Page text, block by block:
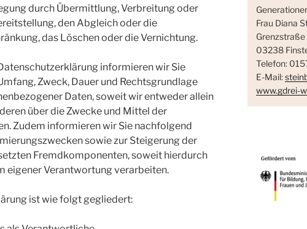
durch Übermittlung, Verbreitung oder
den Abgleich oder die
das Löschen oder die Vernichtung.
informieren wir Sie
Zweck, Dauer und Rechtsgrundlage
Daten, soweit wir entweder allein
über die Zwecke und Mittel der
Zudem informieren wir Sie nachfolgend
sowie zur Steigerung der
Fremdkomponenten, soweit hierdurch
eigener Verantwortung verarbeiten.
ist wie folgt gegliedert:
Frau Diana
Grenzstraße
03238
Telefon:
E-Mail:
www.gdrei-